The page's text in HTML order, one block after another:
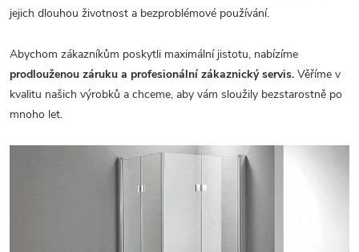
jejich dlouhou životnost a bezproblémové používání.
Abychom zákazníkům poskytli maximální jistotu, nabízíme
prodlouženou záruku a profesionální zákaznický servis. Věříme v
kvalitu našich výrobků a chceme, aby vám sloužily bezstarostně po
mnoho let.